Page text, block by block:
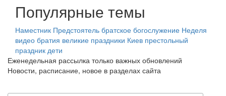
Популярные темы
Наместник Предстоятель братское богослужение Неделя
видео братия великие праздники Киев престольный
праздник дети
Еженедельная рассылка только важных обновлений
Новости, расписание, новое в разделах сайта